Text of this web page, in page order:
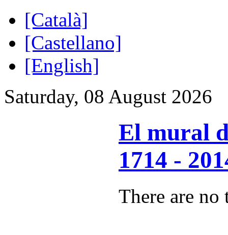
[Català]
[Castellano]
[English]
Saturday, 08 August 2026
El mural
1714 -
There are no